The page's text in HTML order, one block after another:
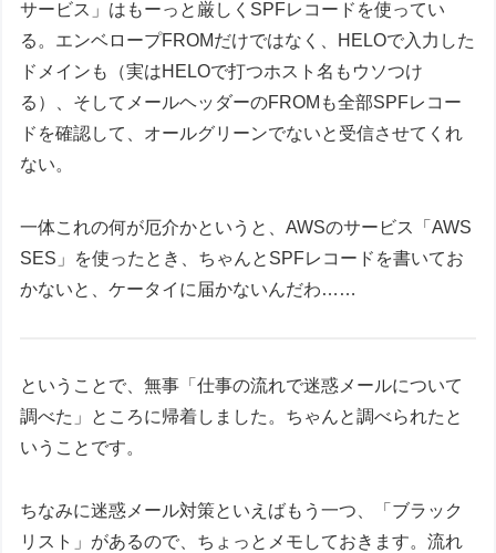
サービス」はもーっと厳しくSPFレコードを使ってい
る。エンベロープFROMだけではなく、HELOで入力した
ドメインも（実はHELOで打つホスト名もウソつけ
る）、そしてメールヘッダーのFROMも全部SPFレコー
ドを確認して、オールグリーンでないと受信させてくれ
ない。
一体これの何が厄介かというと、AWSのサービス「AWS
SES」を使ったとき、ちゃんとSPFレコードを書いてお
かないと、ケータイに届かないんだわ……
ということで、無事「仕事の流れで迷惑メールについて
調べた」ところに帰着しました。ちゃんと調べられたと
いうことです。
ちなみに迷惑メール対策といえばもう一つ、「ブラック
リスト」があるので、ちょっとメモしておきます。流れ